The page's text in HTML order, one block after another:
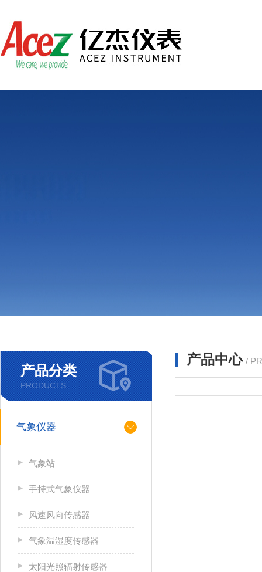
产品中心 /
产品分类
PRODUCTS
气象仪器
气象站
手持式气象仪器
风速风向传感器
气象温湿度传感器
太阳光照辐射传感器